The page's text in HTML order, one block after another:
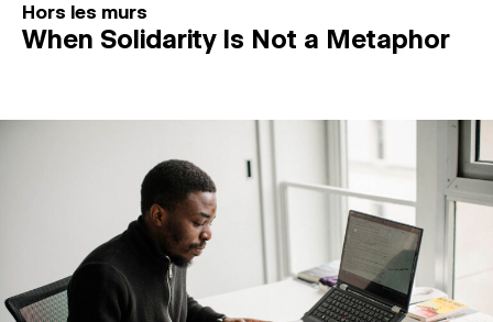
Hors les murs
When Solidarity Is Not a Metaphor